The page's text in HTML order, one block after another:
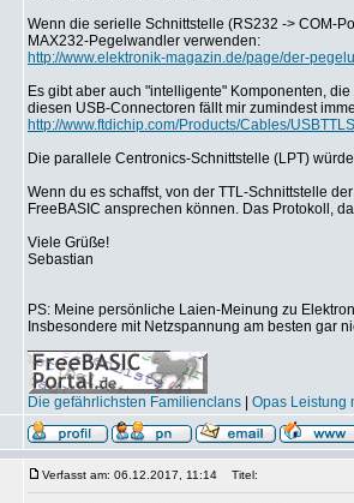
Wenn die serielle Schnittstelle (RS232 -> COM-
MAX232-Pegelwandler verwenden:
http://www.elektronik-magazin.de/page/der-
Es gibt aber auch "intelligente" Komponenten,
diesen USB-Connectoren fällt mir zumindest
http://www.ftdichip.com/Products/Cables/
Die parallele Centronics-Schnittstelle (LPT)
Wenn du es schaffst, von der TTL-Schnittstelle
FreeBASIC ansprechen können. Das Protokoll,
Viele Grüße!
Sebastian
PS: Meine persönliche Laien-Meinung zu
Insbesondere mit Netzspannung am besten gar
Die gefährlichsten Familienclans Opas Leistung
Verfasst am: 06.12.2017, 11:14 Titel: